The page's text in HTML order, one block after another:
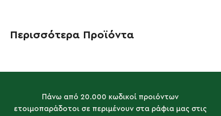
Περισσότερα Προϊόντα
Πάνω από 20.000 κωδικοί προιόντων
ετοιμοπαράδοτοι σε περιμένουν στα ράφια μας στις